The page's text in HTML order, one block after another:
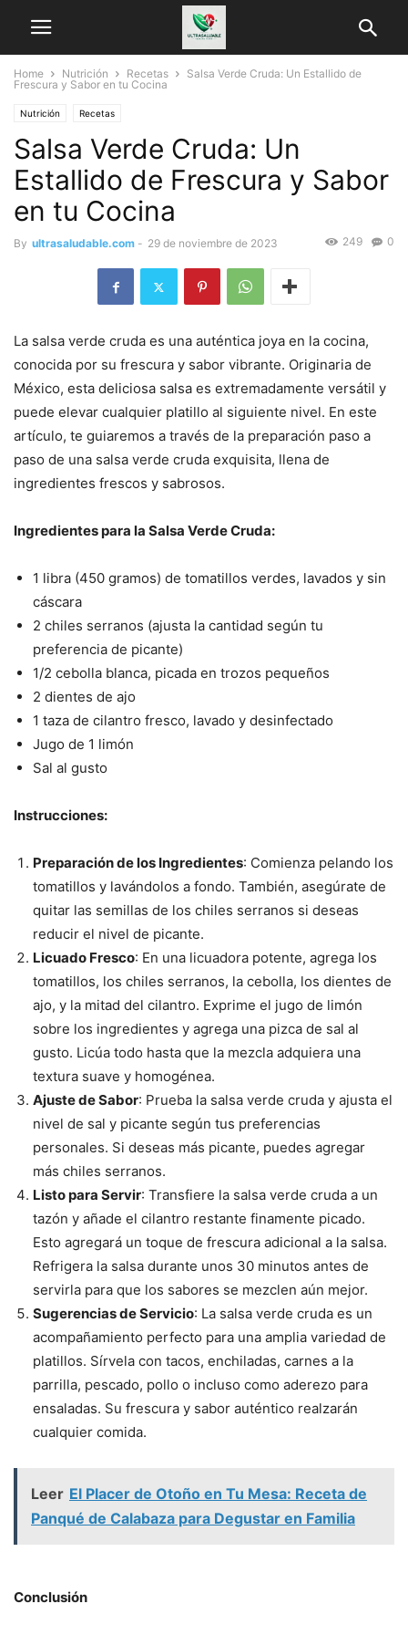
Home Nutrición Recetas
Salsa Verde Cruda: Un Estallido de
Frescura y Sabor en tu Cocina
Nutrición Recetas
Salsa Verde Cruda: Un
Estallido de Frescura y Sabor
en tu Cocina
By ultrasaludable.com - 29 de noviembre de 2023 0
249
La salsa verde cruda es una auténtica joya en la cocina,
conocida por su frescura y sabor vibrante. Originaria de
México, esta deliciosa salsa es extremadamente versátil y
puede elevar cualquier platillo al siguiente nivel. En este
artículo, te guiaremos a través de la preparación paso a
paso de una salsa verde cruda exquisita, llena de
ingredientes frescos y sabrosos.
Ingredientes para la Salsa Verde Cruda:
1 libra (450 gramos) de tomatillos verdes, lavados y sin
cáscara
2 chiles serranos (ajusta la cantidad según tu
preferencia de picante)
1/2 cebolla blanca, picada en trozos pequeños
2 dientes de ajo
1 taza de cilantro fresco, lavado y desinfectado
Jugo de 1 limón
Sal al gusto
Instrucciones:
Preparación de los Ingredientes: Comienza pelando los
tomatillos y lavándolos a fondo. También, asegúrate de
quitar las semillas de los chiles serranos si deseas
reducir el nivel de picante.
Licuado Fresco: En una licuadora potente, agrega los
tomatillos, los chiles serranos, la cebolla, los dientes de
ajo, y la mitad del cilantro. Exprime el jugo de limón
sobre los ingredientes y agrega una pizca de sal al
gusto. Licúa todo hasta que la mezcla adquiera una
textura suave y homogénea.
Ajuste de Sabor: Prueba la salsa verde cruda y ajusta el
nivel de sal y picante según tus preferencias
personales. Si deseas más picante, puedes agregar
más chiles serranos.
Listo para Servir: Transfiere la salsa verde cruda a un
tazón y añade el cilantro restante finamente picado.
Esto agregará un toque de frescura adicional a la salsa.
Refrigera la salsa durante unos 30 minutos antes de
servirla para que los sabores se mezclen aún mejor.
Sugerencias de Servicio: La salsa verde cruda es un
acompañamiento perfecto para una amplia variedad de
platillos. Sírvela con tacos, enchiladas, carnes a la
parrilla, pescado, pollo o incluso como aderezo para
ensaladas. Su frescura y sabor auténtico realzarán
cualquier comida.
Leer El Placer de Otoño en Tu Mesa: Receta de
Panqué de Calabaza para Degustar en Familia
Conclusión